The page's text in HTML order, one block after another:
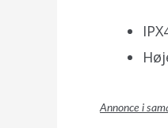
Annonce i